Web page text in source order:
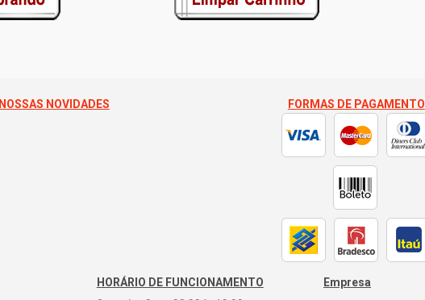
NOSSAS NOVIDADES FORMAS DE PAGAMENTO
HORÁRIO DE FUNCIONAMENTO Empresa